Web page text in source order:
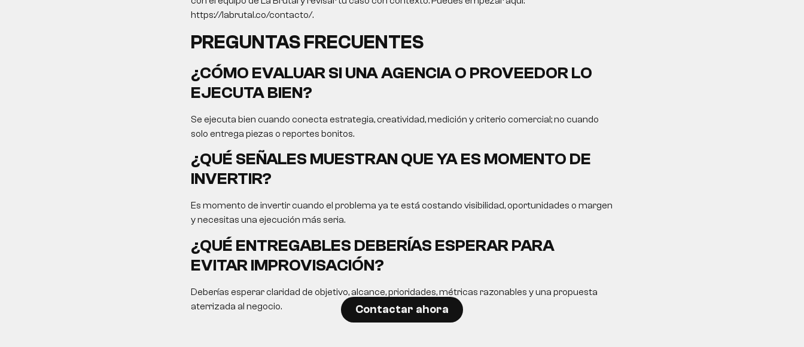
https://labrutal.co/contacto/.
PREGUNTAS FRECUENTES
¿CÓMO EVALUAR SI UNA AGENCIA O PROVEEDOR LO
EJECUTA BIEN?
Se ejecuta bien cuando conecta estrategia, creatividad, medición y criterio comercial; no cuando
solo entrega piezas o reportes bonitos.
¿QUÉ SEÑALES MUESTRAN QUE YA ES MOMENTO DE
INVERTIR?
Es momento de invertir cuando el problema ya te está costando visibilidad, oportunidades o margen
y necesitas una ejecución más seria.
¿QUÉ ENTREGABLES DEBERÍAS ESPERAR PARA
EVITAR IMPROVISACIÓN?
Deberías esperar claridad de objetivo, alcance, prioridades, métricas razonables y una propuesta
aterrizada al negocio.
Contactar ahora